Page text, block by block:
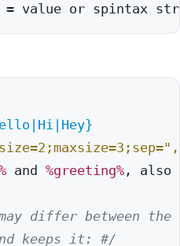
= value or spintax
and %greeting% , also
may differ between
keeps it: #/